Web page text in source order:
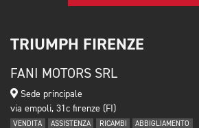
TRIUMPH FIRENZE
FANI MOTORS SRL
Sede principale
via empoli, 31c firenze (FI)
VENDITA ASSISTENZA RICAMBI ABBIGLIAMENTO